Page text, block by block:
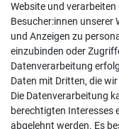
Batterieentsorgung
Hilfe
Versand
Zahlungsarten
Kontakt
Website und
Besucher:innen unserer
und Anzeigen zu
einzubinden oder
Datenverarbeitung
Daten mit Dritten, die
Die Datenverarbeitung
berechtigten Interesses
abgelehnt werden. Es